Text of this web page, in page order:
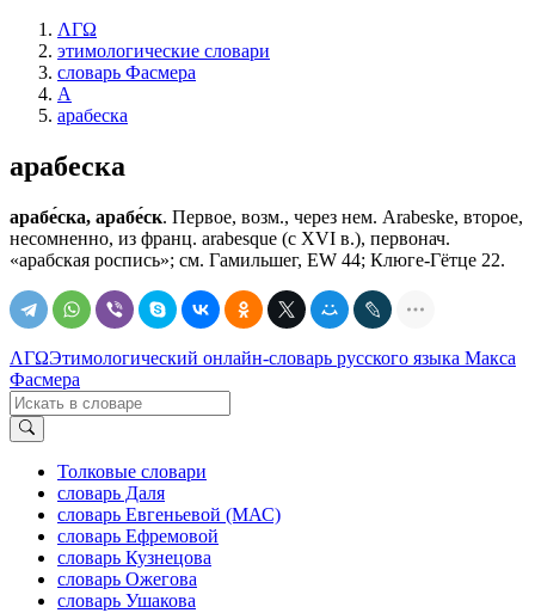
ΛΓΩ
этимологические словари
словарь Фасмера
А
арабеска
арабеска
арабе́ска, арабе́ск. Первое, возм., через нем. Arabeske, второе,
несомненно, из франц. arabesque (с XVI в.), первонач.
«арабская роспись»; см. Гамильшег, EW 44; Клюге-Гётце 22.
ΛΓΩЭтимологический онлайн-словарь русского языка Макса
Фасмера
Толковые словари
словарь Даля
словарь Евгеньевой (МАС)
словарь Ефремовой
словарь Кузнецова
словарь Ожегова
словарь Ушакова